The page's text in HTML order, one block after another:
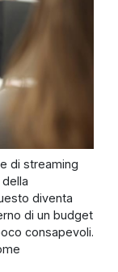
di streaming
diventa
di un budget
consapevoli.